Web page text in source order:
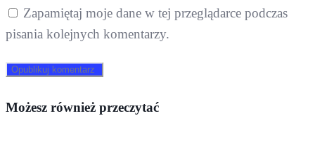
Zapamiętaj moje dane w tej przeglądarce podczas
pisania kolejnych komentarzy.
Możesz również przeczytać